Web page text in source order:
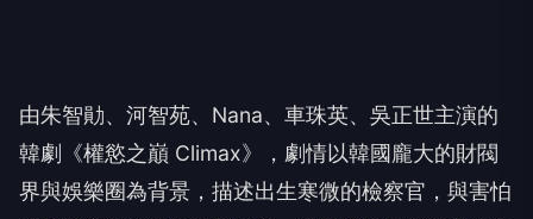
由朱智勛、河智苑、Nana、車珠英、吳正世主演的
韓劇《權慾之巔 Climax》，劇情以韓國龐大的財閥
界與娛樂圈為背景，描述出生寒微的檢察官，與害怕